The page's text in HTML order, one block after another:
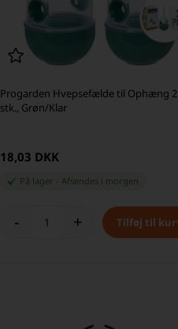
Progarden Hvepsefælde til Ophæng 2
stk., Grøn/Klar
18,03 DKK
På lager Afsendes i morgen
- +